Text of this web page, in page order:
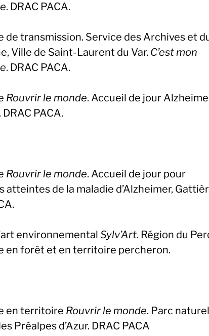
. DRAC PACA.
de transmission. Service des Archives et
Ville de Saint-Laurent du Var. C’est mon
. DRAC PACA.
Rouvrir le monde. Accueil de jour
PACA.
Rouvrir le monde. Accueil de jour pour
atteintes de la maladie d’Alzheimer,
environnemental Sylv’Art. Région du
en forêt et en territoire percheron.
en territoire Rouvrir le monde. Parc naturel
Préalpes d’Azur. DRAC PACA